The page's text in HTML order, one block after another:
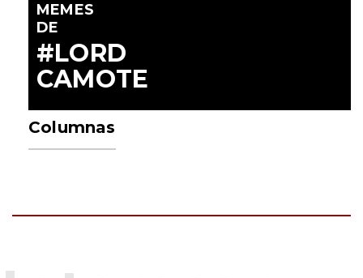
MEMES
DE
#LORD
CAMOTE
Columnas